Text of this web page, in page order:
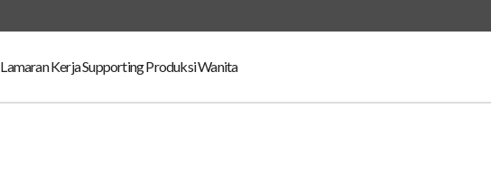
Lamaran Kerja Supporting Produksi Wanita